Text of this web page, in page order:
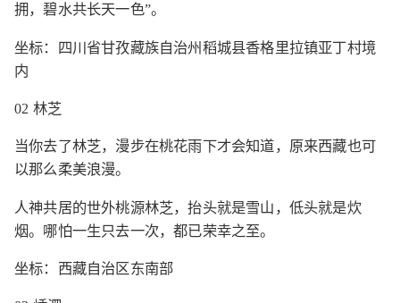
拥，碧水共长天一色”。
坐标：四川省甘孜藏族自治州稻城县香格里拉镇亚丁村境
内
02 林芝
当你去了林芝，漫步在桃花雨下才会知道，原来西藏也可
以那么柔美浪漫。
人神共居的世外桃源林芝，抬头就是雪山，低头就是炊
烟。哪怕一生只去一次，都已荣幸之至。
坐标：西藏自治区东南部